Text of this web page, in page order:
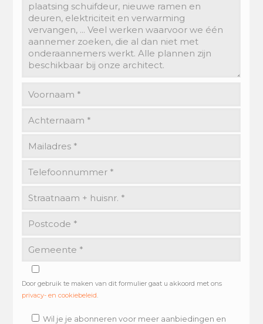
Door gebruik te maken van dit formulier gaat u akkoord met ons
privacy- en cookiebeleid
Wil je je abonneren voor meer aanbiedingen en